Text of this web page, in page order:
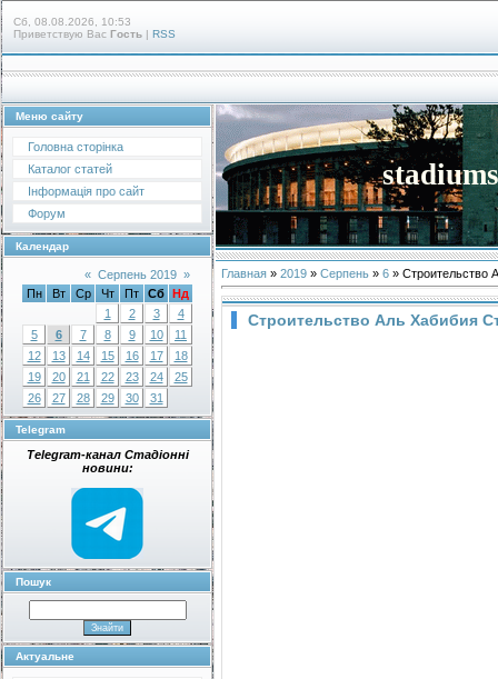
Сб, 08.08.2026, 10:53
Приветствую Вас Гость | RSS
Меню сайту
Головна сторінка
Каталог статей
Інформація про сайт
Форум
Календар
« Серпень 2019 »
Пн
Вт Ср Чт Пт Сб Нд
1
2 3
4
5
6 7 8 9 10
11
12
13 14 15 16 17
18
19
20 21 22 23 24
25
26
27 28 29 30 31
Telegram
Telegram-канал Стадіонні
новини:
Пошук
Актуальне
Главная » 2019 » Серпень » 6 » Строительство
Строительство Аль Хабибия